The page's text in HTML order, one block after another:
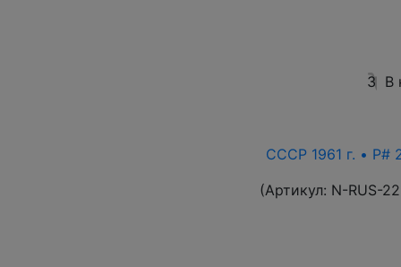
3 В
СССР 1961 г. • P#
(Артикул: N-RUS-